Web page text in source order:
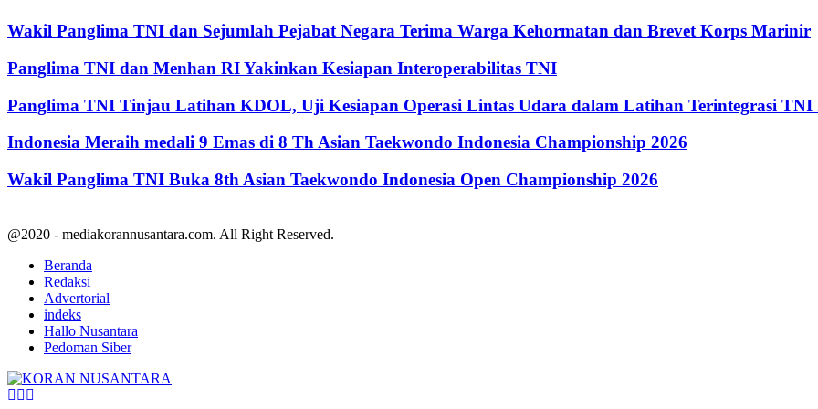
Wakil Panglima TNI dan Sejumlah Pejabat Negara Terima Warga Kehormatan dan Brevet Korps Marinir
Panglima TNI dan Menhan RI Yakinkan Kesiapan Interoperabilitas TNI
Panglima TNI Tinjau Latihan KDOL, Uji Kesiapan Operasi Lintas Udara dalam Latihan Terintegrasi TNI
Indonesia Meraih medali 9 Emas di 8 Th Asian Taekwondo Indonesia Championship 2026
Wakil Panglima TNI Buka 8th Asian Taekwondo Indonesia Open Championship 2026
@2020 - mediakorannusantara.com. All Right Reserved.
Beranda
Redaksi
Advertorial
indeks
Hallo Nusantara
Pedoman Siber
Facebook
Twitter